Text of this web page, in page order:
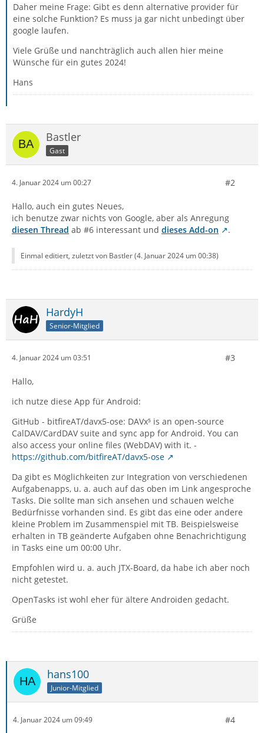
Daher meine Frage: Gibt es denn alternative provider für
eine solche Funktion? Es muss ja gar nicht unbedingt über
google laufen.
Viele Grüße und nanchträglich auch allen hier meine
Wünsche für ein gutes 2024!
Hans
Bastler
Gast
4. Januar 2024 um 00:27 #2
Hallo, auch ein gutes Neues,
ich benutze zwar nichts von Google, aber als Anregung
diesen Thread ab #6 interessant und dieses Add-on .
Einmal editiert, zuletzt von Bastler (4. Januar 2024 um 00:38)
HardyH
Senior-Mitglied
4. Januar 2024 um 03:51 #3
Hallo,
ich nutze diese App für Android:
GitHub - bitfireAT/davx5-ose: DAVx⁵ is an open-source
CalDAV/CardDAV suite and sync app for Android. You can
also access your online files (WebDAV) with it. -
https://github.com/bitfireAT/davx5-ose
Da gibt es Möglichkeiten zur Integration von verschiedenen
Aufgabenapps, u. a. auch auf das oben im Link angesproche
Tasks. Die sollte man sich ansehen und schauen welche
Bedürfnisse vorhanden sind. Es gibt das eine oder andere
kleine Problem im Zusammenspiel mit TB. Beispielsweise
erhalten in TB geänderte Aufgaben ohne Benachrichtigung
in Tasks eine um 00:00 Uhr.
Empfohlen wird u. a. auch JTX-Board, da habe ich aber noch
nicht getestet.
OpenTasks ist wohl eher für ältere Androiden gedacht.
Grüße
hans100
Junior-Mitglied
4. Januar 2024 um 09:49 #4